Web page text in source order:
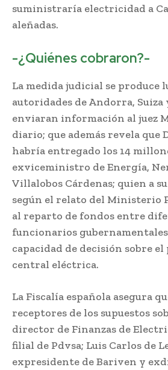
suministraría electricidad a
aleñadas.
-¿Quiénes cobraron?-
La medida judicial se produce
autoridades de Andorra, Suiza
enviaran información al juez
diario; que además revela que
habría entregado los 14
exviceministro de Energía,
Villalobos Cárdenas; quien a
según el relato del Ministerio
al reparto de fondos entre
funcionarios
capacidad de decisión sobre
central eléctrica.
La Fiscalía española asegura
receptores de los supuestos
director de Finanzas de
filial de Pdvsa; Luis Carlos de
expresidente de Bariven y